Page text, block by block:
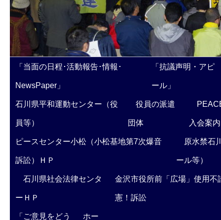
「当面の日程･活動報告･情報･
NewsPaper」
「抗議声明・アピ
ール」
石川県平和運動センター（役
員等）
役員の派遣
団体 入会案内
ピースセンター小松（小松基地第7次爆音
訴訟）ＨＰ
原水禁石
ール等）
石川県社会法律センタ
ーＨＰ
金沢市役所前「広場」使用不
憲！訴訟
「ご意見をどう ホー